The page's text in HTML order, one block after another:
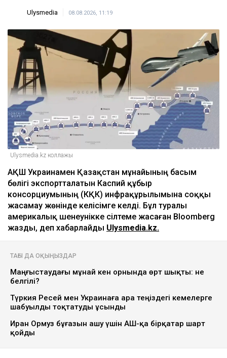
Ulysmedia 08.08.2026, 11:19
Ulysmedia.kz коллажы
АҚШ Украинамен Қазақстан мұнайының басым
бөлігі экспортталатын Каспий құбыр
консорциумының (КҚК) инфрақұрылымына соққы
жасамау жөнінде келісімге келді. Бұл туралы
америкалық шенеунікке сілтеме жасаған Bloomberg
жазды, деп хабарлайды Ulysmedia.kz.
ТАҒЫ ДА ОҚЫҢЫЗДАР
Маңғыстаудағы мұнай кен орнында өрт шықты: не
белгілі?
Түркия Ресей мен Украинаға Қара теңіздегі кемелерге
шабуылды тоқтатуды ұсынды
Иран Ормуз бұғазын ашу үшін АҚШ-қа бірқатар шарт
қойды